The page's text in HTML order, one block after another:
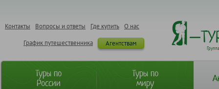
О нас
Где купить
Вопросы и ответы
Контакты
Агентствам
График путешественника
Туры по
России
Туры по
миру